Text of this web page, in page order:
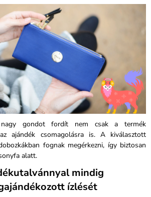
gondot fordít nem csak a termék
ajándék csomagolásra is. A kiválasztott
fognak megérkezni, így biztosan
alatt.
mindig
ízlését